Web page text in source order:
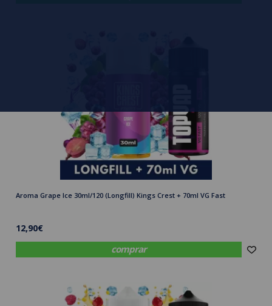
comprar
Aroma Grape Ice 30ml/120 (Longfill) Kings Crest + 70ml VG Fast
12,90€